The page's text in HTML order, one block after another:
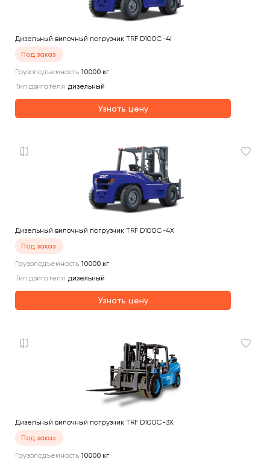
Дизельный вилочный погрузчик TRF D100C-4i
Под заказ
Грузоподъемность 10000 кг
Тип двигателя дизельный
Узнать цену
Дизельный вилочный погрузчик TRF D100C-4X
Под заказ
Грузоподъемность 10000 кг
Тип двигателя дизельный
Узнать цену
Дизельный вилочный погрузчик TRF D100C-3X
Под заказ
Грузоподъемность 10000 кг